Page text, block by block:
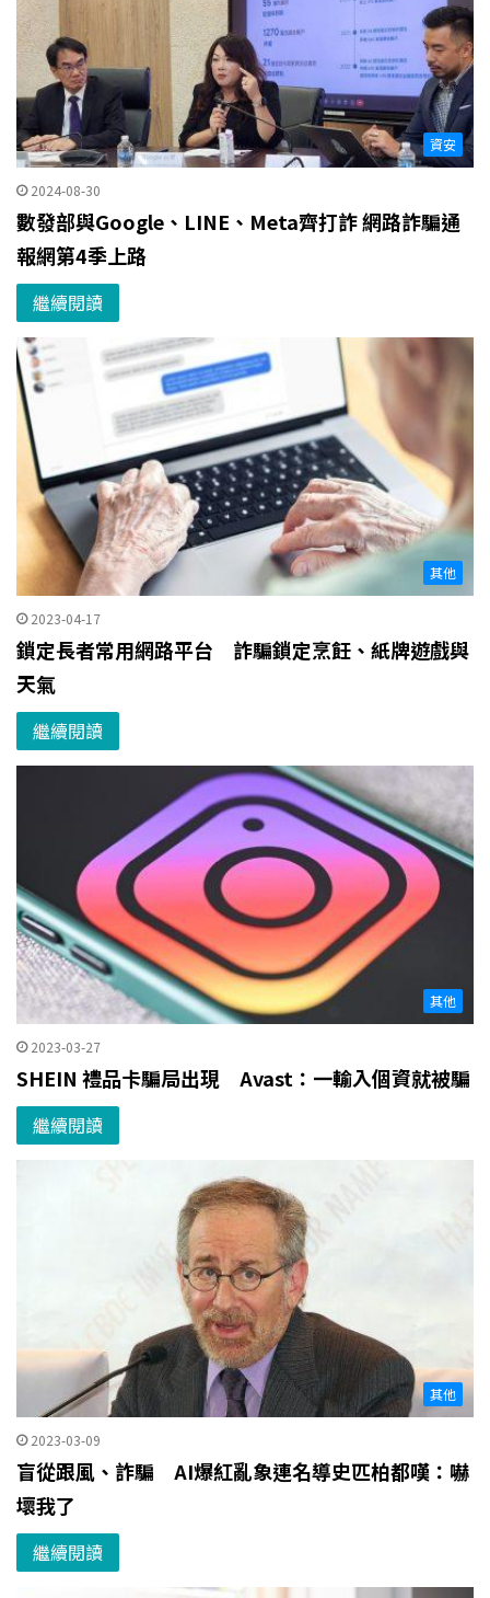
資安
2024-08-30
數發部與Google、LINE、Meta齊打詐 網路詐騙通
報網第4季上路
繼續閱讀
其他
2023-04-17
鎖定長者常用網路平台 詐騙鎖定烹飪、紙牌遊戲與
天氣
繼續閱讀
其他
2023-03-27
SHEIN 禮品卡騙局出現 Avast：一輸入個資就被騙
繼續閱讀
其他
2023-03-09
盲從跟風、詐騙 AI爆紅亂象連名導史匹柏都嘆：嚇
壞我了
繼續閱讀